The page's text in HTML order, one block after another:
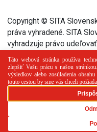
Copyright © SITA
práva vyhradené. SITA
vyhradzuje právo
PR článok
používania cookies
RSS